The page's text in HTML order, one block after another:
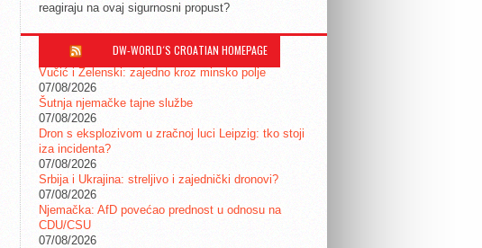
reagiraju na ovaj sigurnosni propust?
DW-WORLD´S CROATIAN HOMEPAGE
Vučić i Zelenski: zajedno kroz minsko polje
07/08/2026
Šutnja njemačke tajne službe
07/08/2026
Dron s eksplozivom u zračnoj luci Leipzig: tko stoji
iza incidenta?
07/08/2026
Srbija i Ukrajina: streljivo i zajednički dronovi?
07/08/2026
Njemačka: AfD povećao prednost u odnosu na
CDU/CSU
07/08/2026